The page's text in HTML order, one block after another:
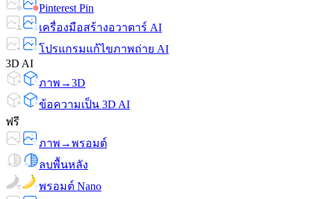
Pinterest Pin
เครื่องมือสร้างอวาตาร์ AI
โปรแกรมแก้ไขภาพถ่าย AI
3D AI
ภาพ→3D
ข้อความเป็น 3D AI
ฟรี
ภาพ→พรอมต์
ลบพื้นหลัง
พรอมต์ Nano